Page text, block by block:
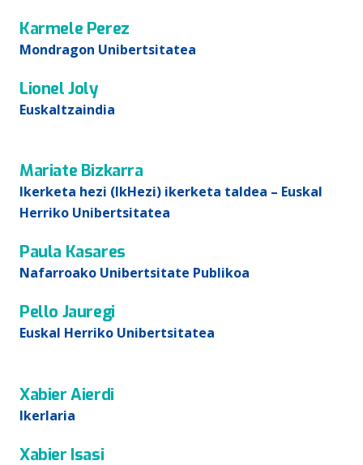
Karmele Perez
Mondragon Unibertsitatea
Lionel Joly
Euskaltzaindia
Mariate Bizkarra
Ikerketa hezi (IkHezi) ikerketa taldea – Euskal
Herriko Unibertsitatea
Paula Kasares
Nafarroako Unibertsitate Publikoa
Pello Jauregi
Euskal Herriko Unibertsitatea
Xabier Aierdi
Ikerlaria
Xabier Isasi